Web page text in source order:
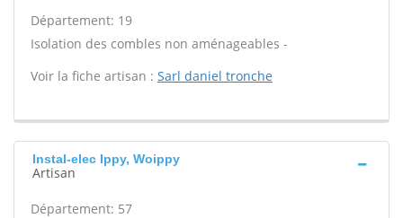
Département: 19
Isolation des combles non aménageables -
Voir la fiche artisan : Sarl daniel tronche
Instal-elec Ippy, Woippy
Artisan
Département: 57